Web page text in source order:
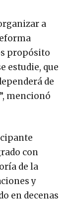
a
propósito
estudie, que
de
mencionó
con
de la
y
en decenas